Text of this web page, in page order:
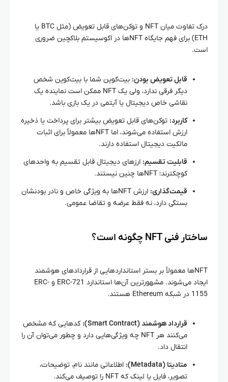
درک تفاوت میان NFT و توکن‌های قابل تعویض (مثل BTC یا
ETH) برای فهم جایگاه NFTها در اکوسیستم بلاکچین ضروری
است.
قابل تعویض بودن: بیت‌کوین شما با بیت‌کوین شخص
دیگر فرقی ندارد، ولی یک NFT ممکن است نماینده یک
نقاشی خاص دیجیتال یا آیتمی در یک بازی باشد.
کاربرد: توکن‌های قابل تعویض بیشتر برای پرداخت یا ذخیره
ارزش استفاده می‌شوند، اما NFTها معمولاً برای اثبات
مالکیت دیجیتال استفاده دارند.
قابلیت تقسیم: ارزهای دیجیتال قابل تقسیم به واحدهای
کوچکترند؛ NFTها چنین نیستند.
قیمت‌گذاری:
ارزش NFTها به ویژگی خاص و نادر بودنشان
بستگی دارد، نه فقط عرضه و تقاضا عمومی.
ساختار فنی NFT چگونه است؟
NFTها معمولاً بر بستر استانداردهایی از قراردادهای هوشمند
ایجاد می‌شوند. مشهورترین آن‌ها استاندارد ERC-721 و ERC-
1155 در شبکه Ethereum هستند.
قرارداد هوشمند (Smart Contract):
کدهایی که مشخص
می‌کنند هر NFT چه ویژگی‌هایی دارد و چطور می‌توان آن را
انتقال داد.
متادیتا (Metadata):
اطلاعاتی مانند نام، توضیحات،
تصویر، فایل یا لینک که NFT را توصیف می‌کند.